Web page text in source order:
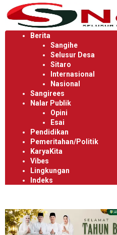
Langsung
ke
konten
Berita
Sangihe
Selusur Desa
Sitaro
Internasional
Nasional
Sangirees
Nalar Publik
Opini
Esai
Pendidikan
Pemeritahan/Politik
KaryaKita
Vibes
Lingkungan
Indeks